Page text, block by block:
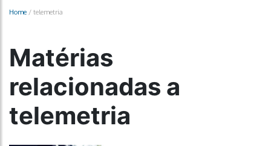
Home / telemetria
Matérias
relacionadas a
telemetria